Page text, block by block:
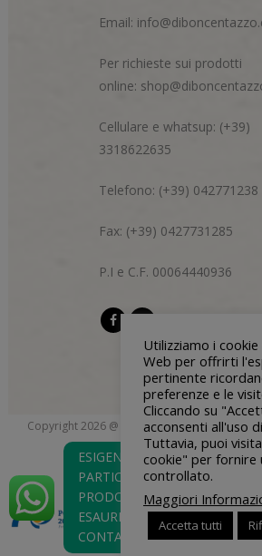
Email:
Per richieste sui prodotti
online:
Cellulare e whatsup: (+39)
3318622635
Telefono: (+39) 042771238
Fax: (+39) 0427731285
P.I e C.F. 00064440936
Copyright 2026 @ Di Bon & Centazzo s.n.c. |
Privacy Policy| Credits:
Utilizziamo i
Web per offrirti
pertinente
preferenze e le
Cliccando su
acconsenti all'uso
Tuttavia, puoi
cookie" per fornire
controllato.
Maggiori
Accetta tutti
ESIGENZE
PARTICOLARI O
PRODOTTO
ESAURITO?
CONTATTACI!!